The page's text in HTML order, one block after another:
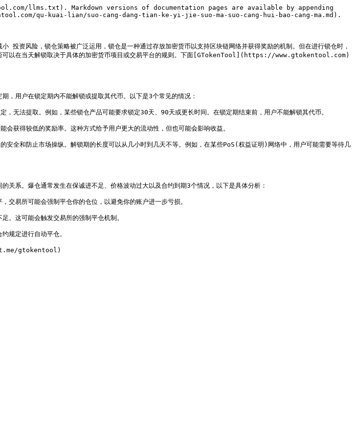
llms.txt). Markdown versions of documentation pages are available by appending
qu-kuai-lian/suo-cang-dang-tian-ke-yi-jie-suo-ma-suo-cang-hui-bao-cang-ma.md).
投资风险，锁仓策略被广泛运用，锁仓是一种通过存放加密货币以支持区块链网络并获得奖励的机制。但在进行锁仓时，
否可以在当天解锁取决于具体的加密货币项目或交易平台的规则。下面[GTokenTool](https://www.gtokentool.com)
，用户在锁定期内不能解锁或提取其代币。以下是3个常见的情况：
法提取。例如，某些锁仓产品可能要求锁定30天、90天或更长时间。在锁定期结束前，用户不能解锁其代币。
获得较低的奖励率。这种方式给予用户更大的流动性，但也可能会影响收益。
全和防止市场操纵。解锁期的长度可以从几小时到几天不等。例如，在某些PoS(权益证明)网络中，用户可能需要等待几
关系。爆仓通常发生在保诚进不足、价格波动过大以及合约到期3个情况，以下是具体分析：
易所可能会强制平仓你的仓位，以避免你的账户进一步亏损。
这可能会触发交易所的强制平仓机制。
规定进行自动平仓。